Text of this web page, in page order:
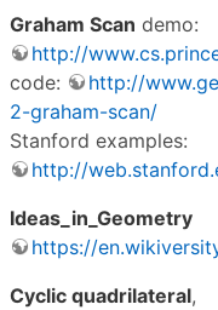
Graham Scan demo:
http://
code:
http://
2-graham-scan/
Stanford examples:
http://
Ideas_in_Geometry
https://
Cyclic quadrilateral,